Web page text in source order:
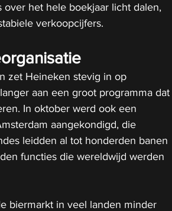
het hele boekjaar licht dalen,
verkoopcijfers.
zet Heineken stevig in op
aan een groot programma dat
In oktober werd ook een
aangekondigd, die
leidden al tot honderden banen
functies die wereldwijd werden
biermarkt in veel landen minder